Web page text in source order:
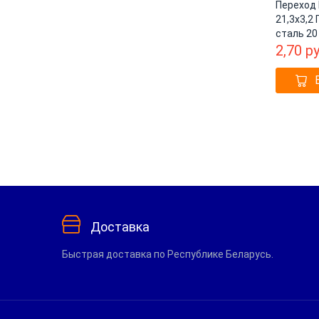
Переход
21,3х3,2
сталь 20
2,70
Доставка
Быстрая доставка по Республике Беларусь.